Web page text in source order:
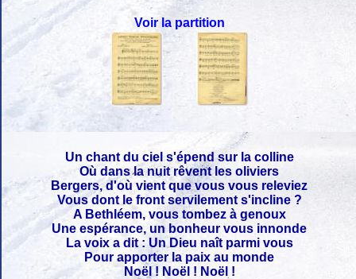
Voir la partition
Un chant du ciel s'épend sur la colline
Où dans la nuit rêvent les oliviers
Bergers, d'où vient que vous vous releviez
Vous dont le front servilement s'incline ?
A Bethléem, vous tombez à genoux
Une espérance, un bonheur vous innonde
La voix a dit : Un Dieu naît parmi vous
Pour apporter la paix au monde
Noël ! Noël ! Noël !